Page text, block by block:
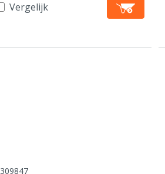
Vergelijk